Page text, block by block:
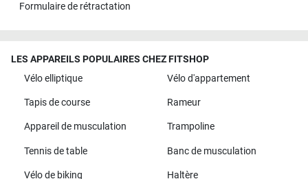
Formulaire de rétractation
LES APPAREILS POPULAIRES CHEZ FITSHOP
Vélo elliptique
Vélo d'appartement
Tapis de course Rameur
Appareil de musculation Trampoline
Tennis de table Banc de musculation
Vélo de biking Haltère